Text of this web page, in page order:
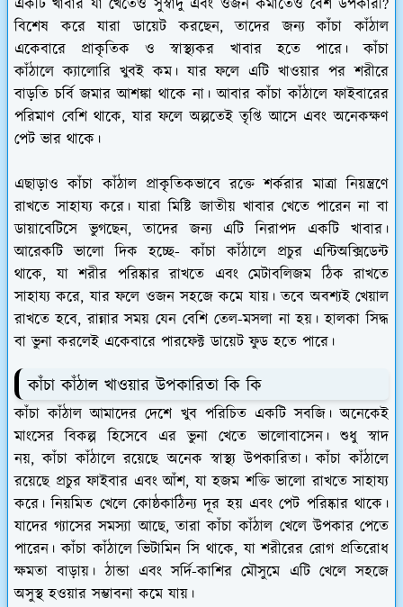
বিশেষ করে যারা ডায়েট করছেন, তাদের জন্য কাঁচা কাঁঠাল
একেবারে প্রাকৃতিক ও স্বাস্থ্যকর খাবার হতে পারে। কাঁচা
কাঁঠালে ক্যালোরি খুবই কম। যার ফলে এটি খাওয়ার পর শরীরে
বাড়তি চর্বি জমার আশঙ্কা থাকে না। আবার কাঁচা কাঁঠালে ফাইবারের
পরিমাণ বেশি থাকে, যার ফলে অল্পতেই তৃপ্তি আসে এবং অনেকক্ষণ
পেট ভার থাকে।
এছাড়াও কাঁচা কাঁঠাল প্রাকৃতিকভাবে রক্তে শর্করার মাত্রা নিয়ন্ত্রণে
রাখতে সাহায্য করে। যারা মিষ্টি জাতীয় খাবার খেতে পারেন না বা
ডায়াবেটিসে ভুগছেন, তাদের জন্য এটি নিরাপদ একটি খাবার।
আরেকটি ভালো দিক হচ্ছে- কাঁচা কাঁঠালে প্রচুর এন্টিঅক্সিডেন্ট
থাকে, যা শরীর পরিষ্কার রাখতে এবং মেটাবলিজম ঠিক রাখতে
সাহায্য করে, যার ফলে ওজন সহজে কমে যায়। তবে অবশ্যই খেয়াল
রাখতে হবে, রান্নার সময় যেন বেশি তেল-মসলা না হয়। হালকা সিদ্ধ
বা ভুনা করলেই একেবারে পারফেক্ট ডায়েট ফুড হতে পারে।
কাঁচা কাঁঠাল খাওয়ার উপকারিতা কি কি
কাঁচা কাঁঠাল আমাদের দেশে খুব পরিচিত একটি সবজি। অনেকেই
মাংসের বিকল্প হিসেবে এর ভুনা খেতে ভালোবাসেন। শুধু স্বাদ
নয়, কাঁচা কাঁঠালে রয়েছে অনেক স্বাস্থ্য উপকারিতা। কাঁচা কাঁঠালে
রয়েছে প্রচুর ফাইবার এবং আঁশ, যা হজম শক্তি ভালো রাখতে সাহায্য
করে। নিয়মিত খেলে কোষ্ঠকাঠিন্য দূর হয় এবং পেট পরিষ্কার থাকে।
যাদের গ্যাসের সমস্যা আছে, তারা কাঁচা কাঁঠাল খেলে উপকার পেতে
পারেন। কাঁচা কাঁঠালে ভিটামিন সি থাকে, যা শরীরের রোগ প্রতিরোধ
ক্ষমতা বাড়ায়। ঠান্ডা এবং সর্দি-কাশির মৌসুমে এটি খেলে সহজে
অসুস্থ হওয়ার সম্ভাবনা কমে যায়।